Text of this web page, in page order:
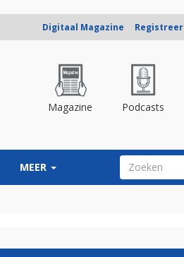
Digitaal Magazine Registreer
Magazine Podcasts
MEER ZOEKVELD